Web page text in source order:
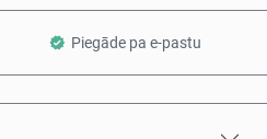
Piegāde pa e-pastu